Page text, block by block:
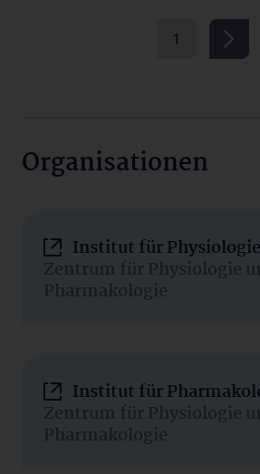
1
Organisationen
Institut für Physiologie
Zentrum für Physiologie
Pharmakologie
Institut für
Zentrum für Physiologie
Pharmakologie